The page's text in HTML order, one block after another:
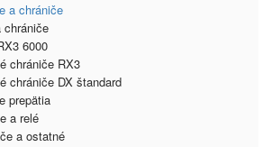
chrániče
6000
chrániče RX3
chrániče DX štandard
prepätia
a relé
a ostatné